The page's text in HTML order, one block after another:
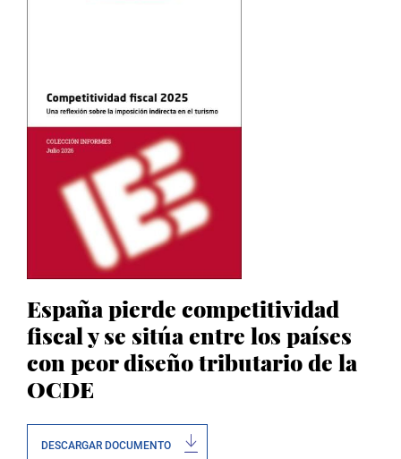
España pierde competitividad
fiscal y se sitúa entre los países
con peor diseño tributario de la
OCDE
DESCARGAR DOCUMENTO